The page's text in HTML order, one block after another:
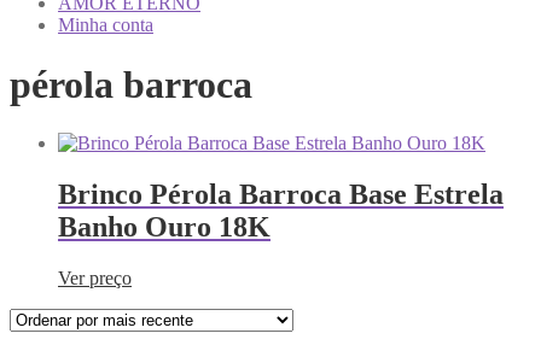
Minha conta
pérola barroca
Brinco Pérola Barroca Base Estrela
Banho Ouro 18K
Ver preço